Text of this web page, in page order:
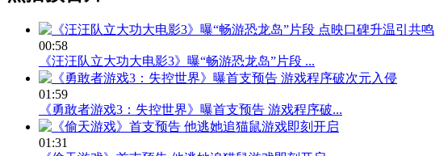
00:58
《汪汪队立大功大电影3》曝“畅游恐龙岛”片段 ...
01:59
《勇敢者游戏3：失控世界》曝首支预告 游戏程序破...
01:31